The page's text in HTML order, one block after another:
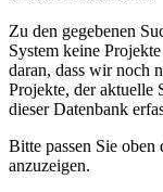
Zu den gegebenen
System keine
daran, dass wir noch
Projekte, der aktuelle
dieser Datenbank
Bitte passen Sie
anzuzeigen.